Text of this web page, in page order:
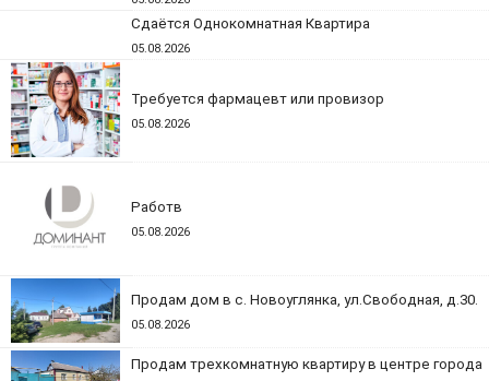
Сдаётся Однокомнатная Квартира
05.08.2026
Требуется фармацевт или провизор
05.08.2026
Работв
05.08.2026
Продам дом в с. Новоуглянка, ул.Свободная, д.30.
05.08.2026
Продам трехкомнатную квартиру в центре города